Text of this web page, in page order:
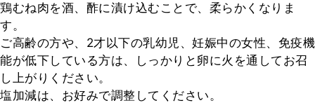
鶏むね肉を酒、酢に漬け込むことで、柔らかくなりま
す。
ご高齢の方や、2才以下の乳幼児、妊娠中の女性、免疫機
能が低下している方は、しっかりと卵に火を通してお召
し上がりください。
塩加減は、お好みで調整してください。